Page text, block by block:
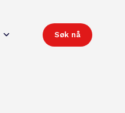
Søk nå